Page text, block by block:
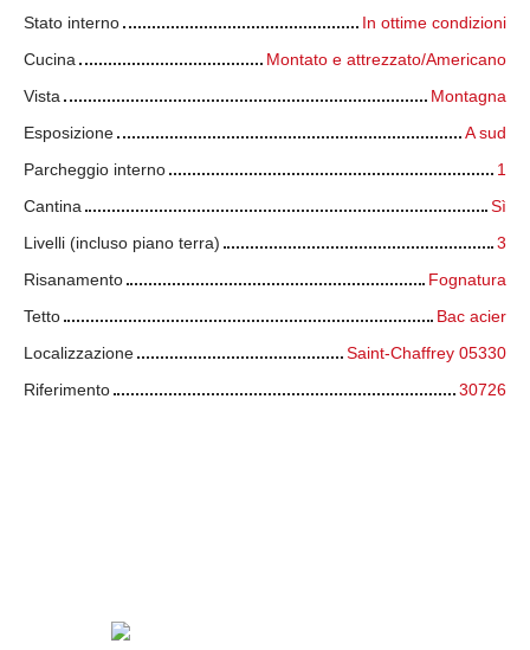
Stato interno
In ottime condizioni
Cucina
Montato e attrezzato/Americano
Vista
Montagna
Esposizione
A sud
Parcheggio interno
1
Cantina
Sì
Livelli (incluso piano terra)
3
Risanamento
Fognatura
Tetto
Bac acier
Localizzazione
Saint-Chaffrey 05330
Riferimento
30726